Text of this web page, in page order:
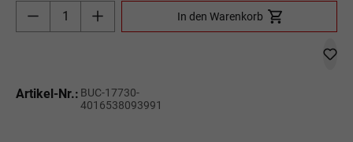
Produkt Anzahl: Gib den gewünschten Wert
In den Warenkorb
Artikel-Nr.: BUC-17730-
4016538093991